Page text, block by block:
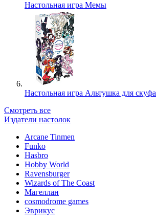
Настольная игра Мемы
Настольная игра Альтушка для скуфа
Смотреть все
Издатели настолок
Arcane Tinmen
Funko
Hasbro
Hobby World
Ravensburger
Wizards of The Coast
Магеллан
сosmodrome games
Эврикус